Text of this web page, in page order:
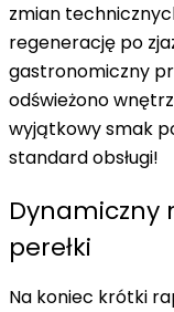
zmian
regenerację po
gastronomiczny
odświeżono
wyjątkowy smak
standard obsługi!
Dynamiczny
perełki
Na koniec krótki